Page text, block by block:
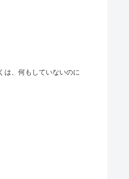
は、何もしていないのに